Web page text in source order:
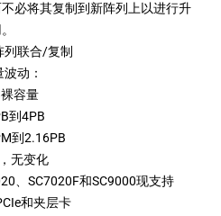
必将其复制到新阵列上以进行升
列联合/复制
动：
容量
到4PB
到2.16PB
无变化
、SC7020F和SC9000现支持
和夹层卡